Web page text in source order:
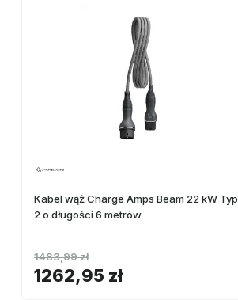
Kabel wąż Charge Amps Beam 22 kW Typ
2 o długości 6 metrów
1262,95 zł
1483,99 zł